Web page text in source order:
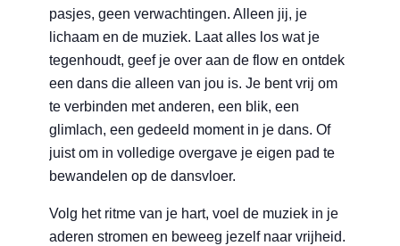
pasjes, geen verwachtingen. Alleen jij, je
lichaam en de muziek. Laat alles los wat je
tegenhoudt, geef je over aan de flow en ontdek
een dans die alleen van jou is. Je bent vrij om
te verbinden met anderen, een blik, een
glimlach, een gedeeld moment in je dans. Of
juist om in volledige overgave je eigen pad te
bewandelen op de dansvloer.
Volg het ritme van je hart, voel de muziek in je
aderen stromen en beweeg jezelf naar vrijheid.